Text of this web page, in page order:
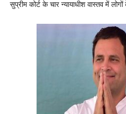
सुप्रीम कोर्ट के चार न्यायाधीश वास्तव में